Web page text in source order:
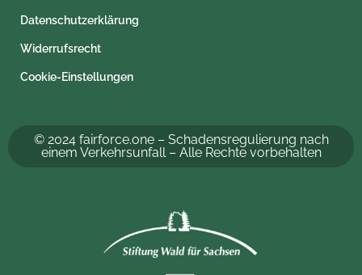
Datenschutzerklärung
Widerrufsrecht
Cookie-Einstellungen
© 2024 fairforce.one – Schadensregulierung nach
einem Verkehrsunfall – Alle Rechte vorbehalten